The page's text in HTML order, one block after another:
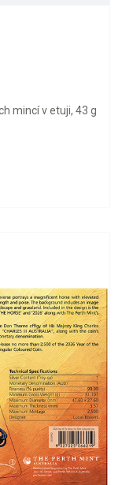
mincí v etuji, 43 g